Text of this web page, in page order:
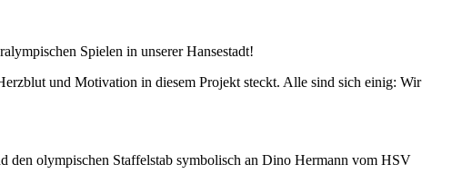
Spielen in unserer Hansestadt!
und Motivation in diesem Projekt steckt. Alle sind sich einig: Wir
den olympischen Staffelstab symbolisch an Dino Hermann vom HSV